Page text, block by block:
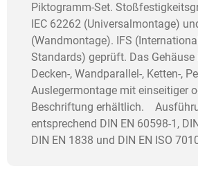
Piktogramm-Set.
IEC 62262 (Universalmontage)
(Wandmontage). IFS
Standards) geprüft. Das Gehäuse
Decken-, Wandparallel-, Ketten-,
Auslegermontage mit einseitiger
Beschriftung erhältlich.
entsprechend DIN EN 60598-1,
DIN EN 1838 und DIN EN ISO